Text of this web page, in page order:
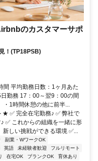
のカスタマーサポ
！(TP18PSB)
間 平均勤務日数：1ヶ月あた
勤務 17：00～翌9：00の間
1時間休憩の他に前半...
✅ 完全在宅勤務♪ ✅ 弊社で
✅ これからの組織を一緒に形
しい挑戦ができる環境 ✅...
副業・WワークOK
英語 未経験者歓迎
フルリモート
在宅OK ブランクOK
育休あり